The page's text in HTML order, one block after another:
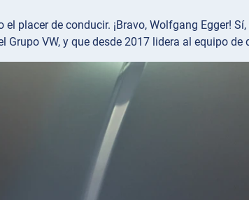
placer de conducir. ¡Bravo, Wolfgang Egger!
VW, y que desde 2017 lidera al equipo de